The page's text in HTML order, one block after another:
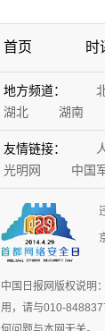
首页 时
地方频道：
湖北
湖南
友情链接：
光明网
中国
中国日报网版权说明
用，请与010-